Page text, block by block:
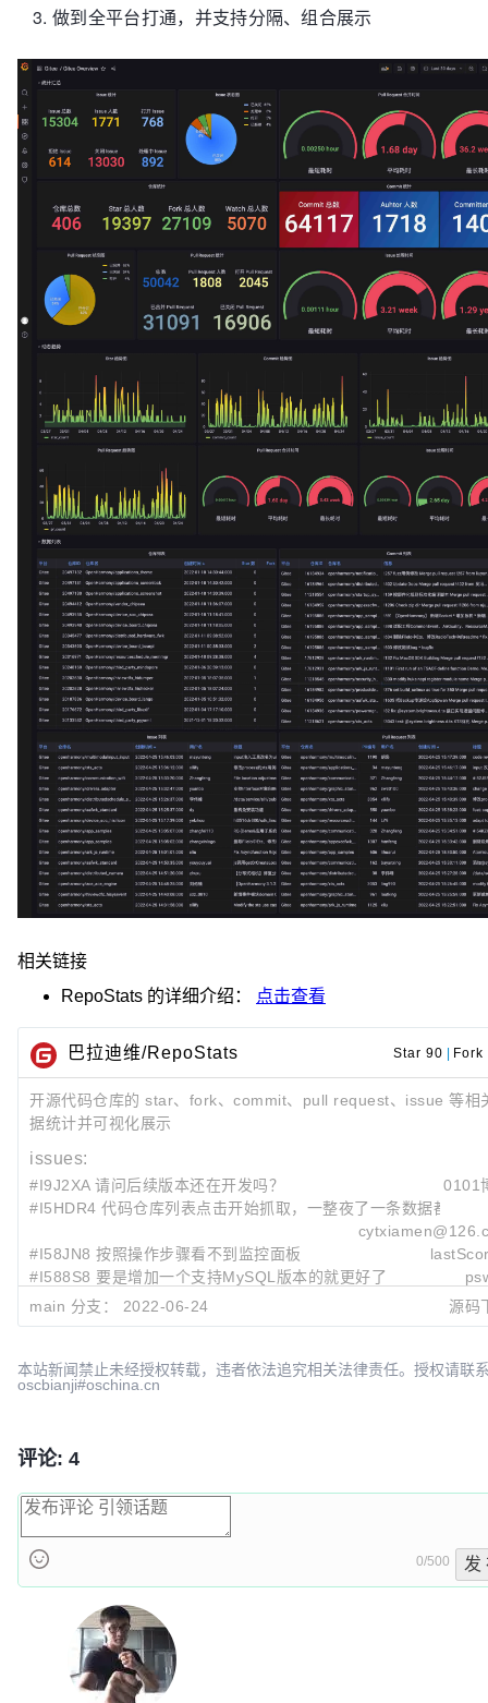
做到全平台打通，并支持分隔、组合展示
相关链接
RepoStats 的详细介绍： 点击查看
巴拉迪维/RepoStats Star 90 | Fork
开源代码仓库的 star、fork、commit、pull request、issue 等相
据统计并可视化展示
issues:
#I9J2XA 请问后续版本还在开发吗？
0101
#I5HDR4 代码仓库列表点击开始抓取，一整夜了一条数据都没抓
#I58JN8 按照操作步骤看不到监控面板
#I588S8 要是增加一个支持MySQL版本的就更好了
最近提交:
cfdaeaf9
README update, roadmap indication.
main 分支： 2022-06-24 源码
本站新闻禁止未经授权转载，违者依法追究相关法律责任。授权请联
oscbianji#oschina.cn
评论: 4
0/500 发